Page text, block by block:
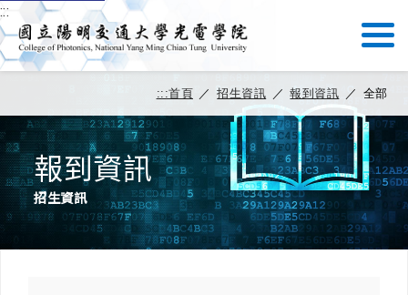
:::
:::首頁 ／ 招生資訊 ／ 報到資訊 ／ 全部
報到資訊
招生資訊